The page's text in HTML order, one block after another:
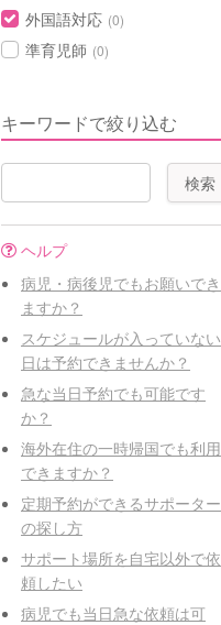
外国語対応 (0)
準育児師 (0)
キーワードで絞り込む
ヘルプ
病児・病後児でもお願いでき
ますか？
スケジュールが入っていない
日は予約できませんか？
急な当日予約でも可能です
か？
海外在住の一時帰国でも利用
できますか？
定期予約ができるサポーター
の探し方
サポート場所を自宅以外で依
頼したい
病児でも当日急な依頼は可